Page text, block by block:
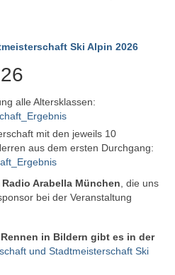
Ski Alpin 2026
alle Altersklassen:
mit den jeweils 10
aus dem ersten Durchgang:
Arabella München , die uns
bei der Veranstaltung
in Bildern gibt es in der
und Stadtmeisterschaft Ski